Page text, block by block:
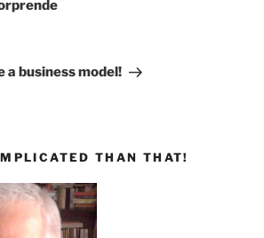
a business model!
THAN THAT!